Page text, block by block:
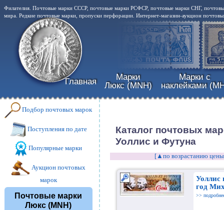
Филателия. Почтовые марки СССР, почтовые марки РСФСР, почтовые марки СНГ,
мира. Редкие почтовые марки, пропуски перфорации. Интернет-магазин-аукцион
Главная
Марки
Люкс (MNH)
Марки с
наклейками
Подбор почтовых марок
Поступления по дате
Популярные марки
Аукцион почтовых
марок
Почтовые марки
Люкс (MNH)
Каталог почтовых
Уоллис и Футуна
[▲по возрастанию
Уоллис
год
>>